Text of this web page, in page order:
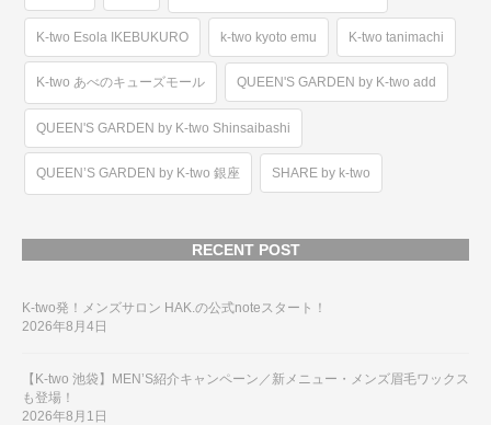
K-two Esola IKEBUKURO k-two kyoto emu K-two tanimachi
K-two あべのキューズモール QUEEN'S GARDEN by K-two add
QUEEN'S GARDEN by K-two Shinsaibashi
QUEEN’S GARDEN by K-two 銀座 SHARE by k-two
RECENT POST
K-two発！メンズサロン HAK.の公式noteスタート！
2026年8月4日
【K-two 池袋】MEN’S紹介キャンペーン／新メニュー・メンズ眉毛ワックス
も登場！
2026年8月1日